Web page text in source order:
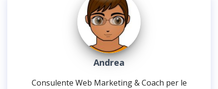
Andrea
Consulente Web Marketing & Coach per le